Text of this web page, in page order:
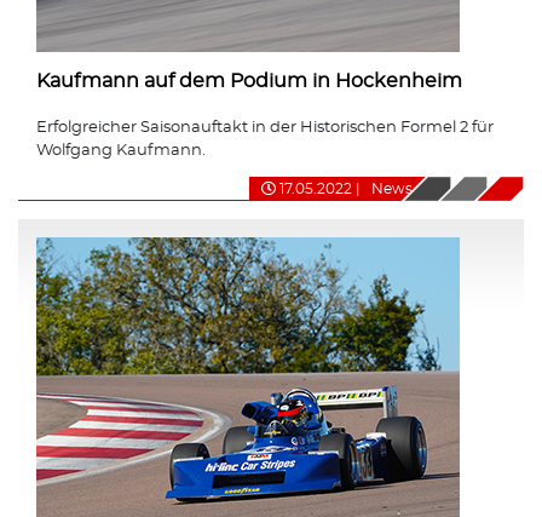
Kaufmann auf dem Podium in Hockenheim
Erfolgreicher Saisonauftakt in der Historischen Formel 2 für
Wolfgang Kaufmann.
17.05.2022 News